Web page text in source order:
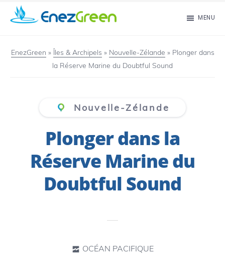
Passer
au
principal
islands
MENU
EnezGreen » Îles & Archipels » Nouvelle-Zélande » Plonger dans
la Réserve Marine du Doubtful Sound
Nouvelle-Zélande
Plonger dans la
Réserve Marine du
Doubtful Sound
OCÉAN PACIFIQUE